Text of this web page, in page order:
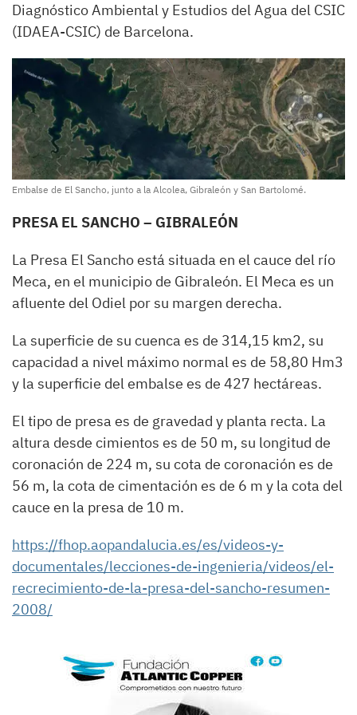
Diagnóstico Ambiental y Estudios del Agua del CSIC
(IDAEA-CSIC) de Barcelona.
Embalse de El Sancho, junto a la Alcolea, Gibraleón y San Bartolomé.
PRESA EL SANCHO – GIBRALEÓN
La Presa El Sancho está situada en el cauce del río
Meca, en el municipio de Gibraleón. El Meca es un
afluente del Odiel por su margen derecha.
La superficie de su cuenca es de 314,15 km2, su
capacidad a nivel máximo normal es de 58,80 Hm3
y la superficie del embalse es de 427 hectáreas.
El tipo de presa es de gravedad y planta recta. La
altura desde cimientos es de 50 m, su longitud de
coronación de 224 m, su cota de coronación es de
56 m, la cota de cimentación es de 6 m y la cota del
cauce en la presa de 10 m.
https://fhop.aopandalucia.es/es/videos-y-
documentales/lecciones-de-ingenieria/videos/el-
recrecimiento-de-la-presa-del-sancho-resumen-
2008/